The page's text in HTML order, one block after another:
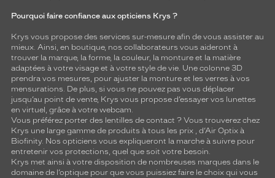
Pourquoi faire confiance aux opticiens Krys ?
Krys vous propose des services sur-mesure afin de vous assister au
mieux. Ainsi, en boutique, nos collaborateurs vous aideront à
trouver la marque, la forme, la couleur, la monture et la matière
adaptées à votre visage et à votre style de vie. Une colonne 3D
prendra vos mesures, pour ajuster la monture et les verres à vos
mensurations. De plus, si vous ne pouvez pas vous déplacer
jusqu’au point de vente, Krys vous propose d’essayer vos lunettes
en virtuel, grâce à votre webcam.
Vous préférez porter des lentilles de contact ? Vous trouverez chez
Krys une large gamme de produits à tous les prix , d’Air Optix à
Biofinity. Nos opticiens vous expliqueront la marche à suivre pour
entretenir vos protections, quel que soit votre besoin.
Krys met ainsi à votre disposition de nombreuses marques dans le
domaine de l’optique pour que vous puissiez faire le choix qui vous